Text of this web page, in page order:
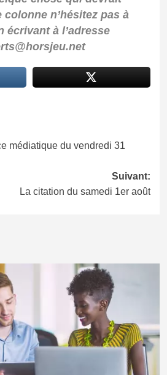
n’hésitez pas à
écrivant à l’adresse
médiatique du vendredi 31
Suivant:
La citation du samedi 1er août